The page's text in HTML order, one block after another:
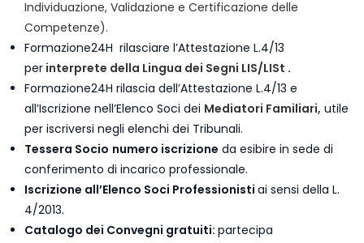
Individuazione, Validazione e Certificazione delle
Competenze).
Formazione24H rilasciare l’Attestazione L.4/13
per interprete della Lingua dei Segni LIS/LISt .
Formazione24H rilascia dell’Attestazione L.4/13 e
all’Iscrizione nell’Elenco Soci dei Mediatori Familiari, utile
per iscriversi negli elenchi dei Tribunali.
Tessera Socio numero iscrizione da esibire in sede di
conferimento di incarico professionale.
Iscrizione all’Elenco Soci Professionisti ai sensi della L.
4/2013.
Catalogo dei Convegni gratuiti: partecipa